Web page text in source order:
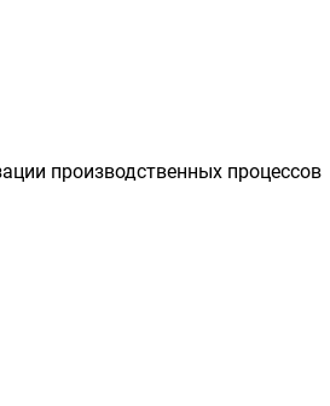
производственных процессов